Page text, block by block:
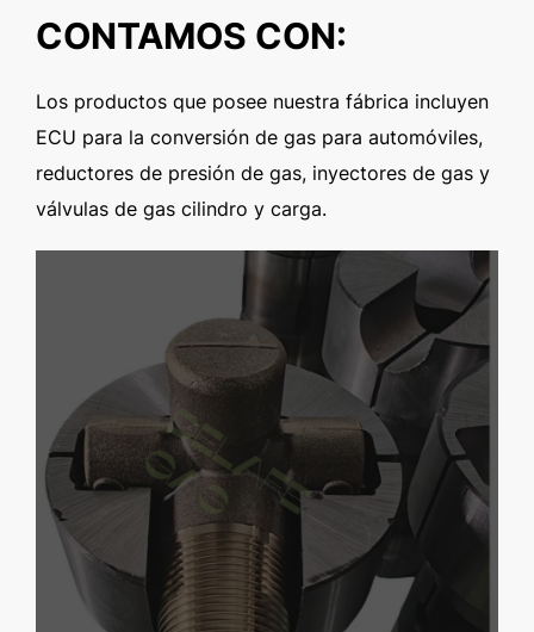
CONTAMOS CON:
Los productos que posee nuestra fábrica incluyen
ECU para la conversión de gas para automóviles,
reductores de presión de gas, inyectores de gas y
válvulas de gas cilindro y carga.